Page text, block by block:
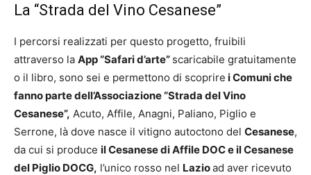
La “Strada del Vino Cesanese”
I percorsi realizzati per questo progetto, fruibili
attraverso la App “Safari d’arte” scaricabile gratuitamente
o il libro, sono sei e permettono di scoprire i Comuni che
fanno parte dell’Associazione “Strada del Vino
Cesanese”, Acuto, Affile, Anagni, Paliano, Piglio e
Serrone, là dove nasce il vitigno autoctono del Cesanese,
da cui si produce il Cesanese di Affile DOC e il Cesanese
del Piglio DOCG, l’unico rosso nel Lazioad aver ricevuto